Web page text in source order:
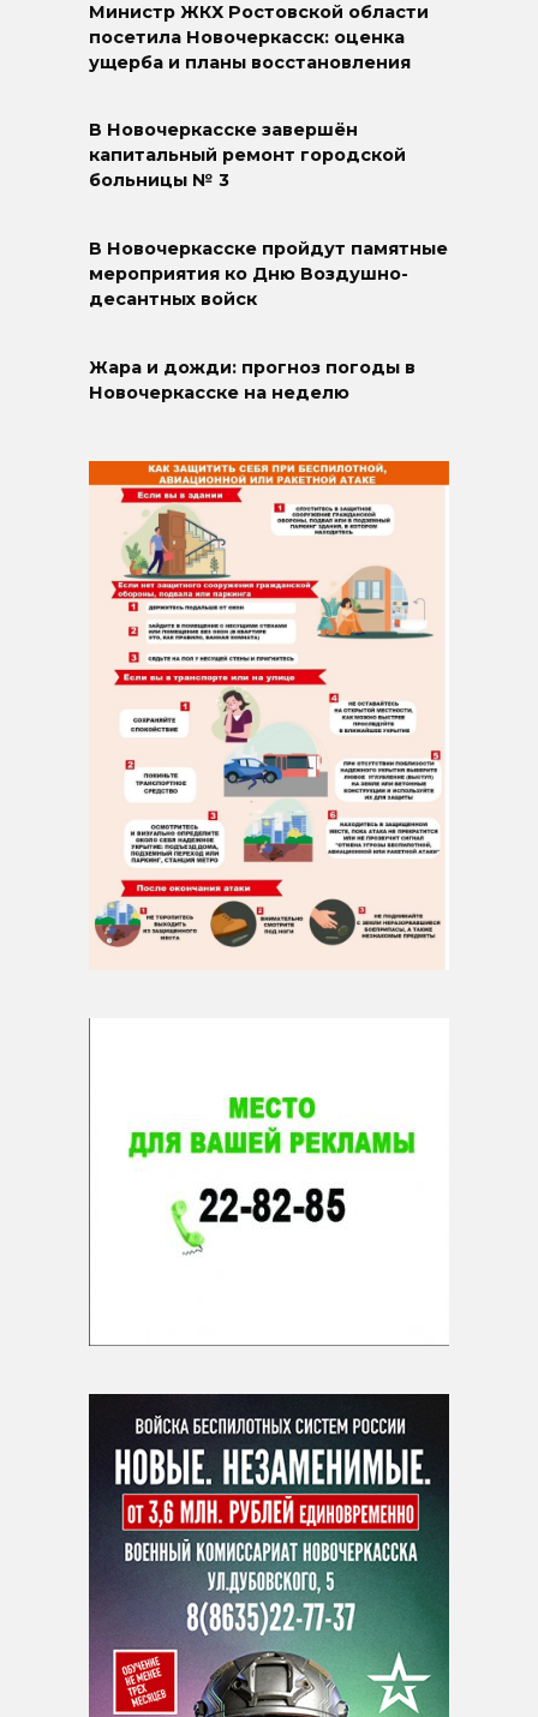
Министр ЖКХ Ростовской области
посетила Новочеркасск: оценка
ущерба и планы восстановления
В Новочеркасске завершён
капитальный ремонт городской
больницы № 3
В Новочеркасске пройдут памятные
мероприятия ко Дню Воздушно-
десантных войск
Жара и дожди: прогноз погоды в
Новочеркасске на неделю